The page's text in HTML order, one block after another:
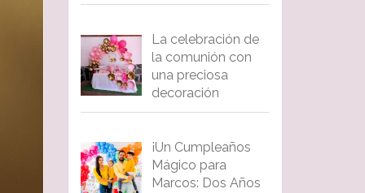
La celebración de
la comunión con
una preciosa
decoración
¡Un Cumpleaños
Mágico para
Marcos: Dos Años